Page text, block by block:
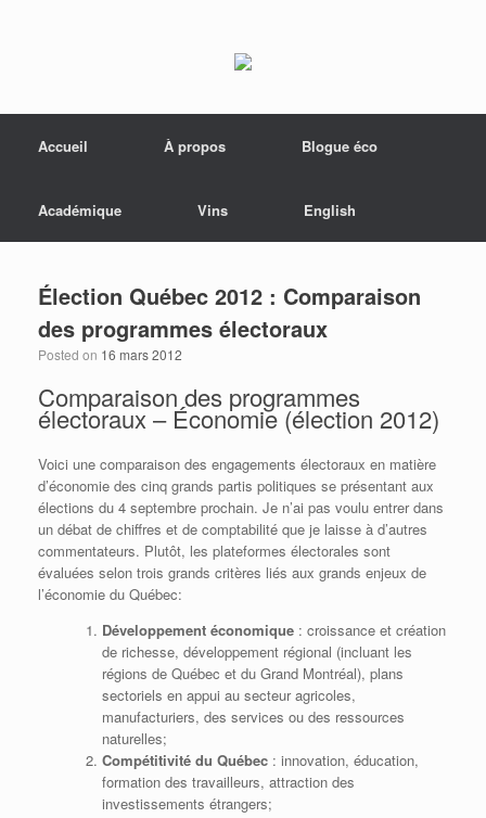
Accueil
À propos Blogue éco
Académique Vins English
Élection Québec 2012 : Comparaison
des programmes électoraux
Posted on 16 mars 2012
Comparaison des programmes
électoraux – Économie (élection 2012)
Voici une comparaison des engagements électoraux en matière
d’économie des cinq grands partis politiques se présentant aux
élections du 4 septembre prochain. Je n’ai pas voulu entrer dans
un débat de chiffres et de comptabilité que je laisse à d’autres
commentateurs. Plutôt, les plateformes électorales sont
évaluées selon trois grands critères liés aux grands enjeux de
l’économie du Québec:
Développement économique: croissance et création
de richesse, développement régional (incluant les
régions de Québec et du Grand Montréal), plans
sectoriels en appui au secteur agricoles,
manufacturiers, des services ou des ressources
naturelles;
Compétitivité du Québec: innovation, éducation,
formation des travailleurs, attraction des
investissements étrangers;